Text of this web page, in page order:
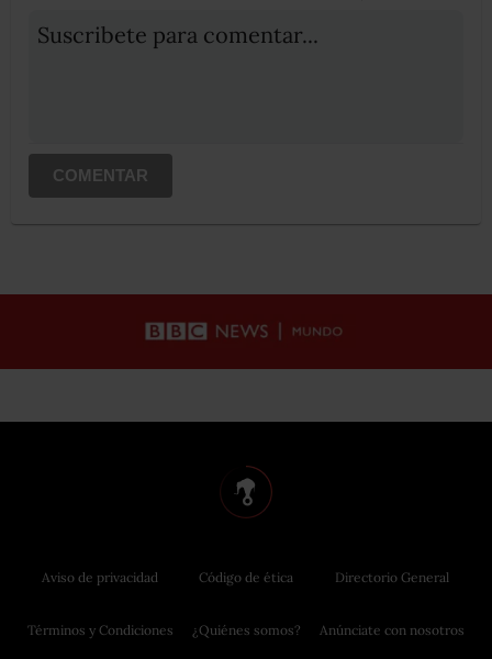
Suscribete para comentar...
COMENTAR
Aviso de privacidad
Términos y Condiciones
Código de ética
¿Quiénes somos?
Directorio General
Anúnciate con nosotros